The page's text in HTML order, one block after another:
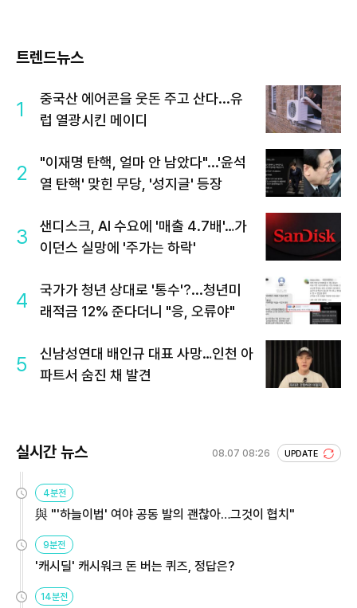
트렌드뉴스
1
중국산 에어콘을 웃돈 주고 산다...유
럽 열광시킨 메이디
2
"이재명 탄핵, 얼마 안 남았다"...'윤석
열 탄핵' 맞힌 무당, '성지글' 등장
3
샌디스크, AI 수요에 '매출 4.7배'…가
이던스 실망에 '주가는 하락'
4
국가가 청년 상대로 '통수'?...청년미
래적금 12% 준다더니 "응, 오류야"
5
신남성연대 배인규 대표 사망…인천 아
파트서 숨진 채 발견
실시간 뉴스 08.07 08:26 UPDATE
4분전
與 "'하늘이법' 여야 공동 발의 괜찮아…그것이 협치"
9분전
'캐시딜' 캐시워크 돈 버는 퀴즈, 정답은?
14분전